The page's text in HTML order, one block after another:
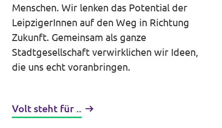
Volt in deinem Bundesland
Volt Deutschland Merchandise Shop
Unsere Events
Presse
Menschen. Wir lenken das Potential der
LeipzigerInnen auf den Weg in Richtung
Zukunft. Gemeinsam als ganze
Stadtgesellschaft verwirklichen wir Ideen,
die uns echt voranbringen.
Volt steht für ..